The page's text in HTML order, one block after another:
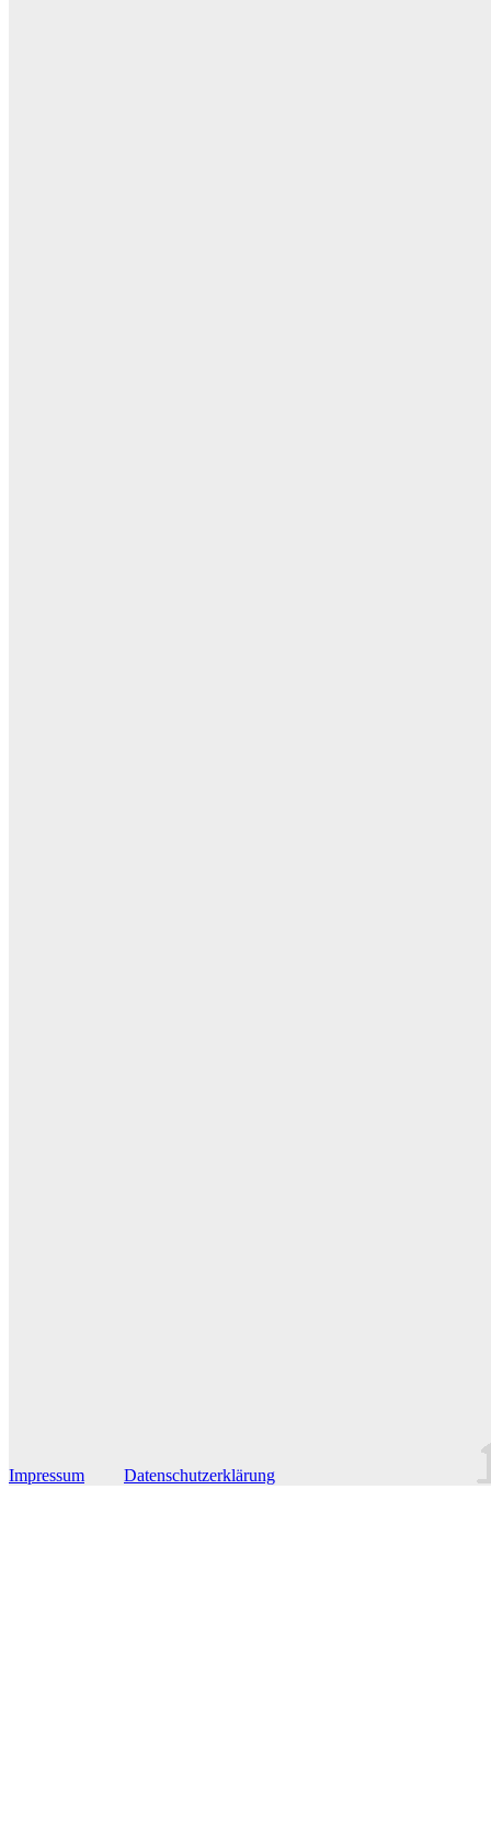
Impressum Datenschutzerklärung